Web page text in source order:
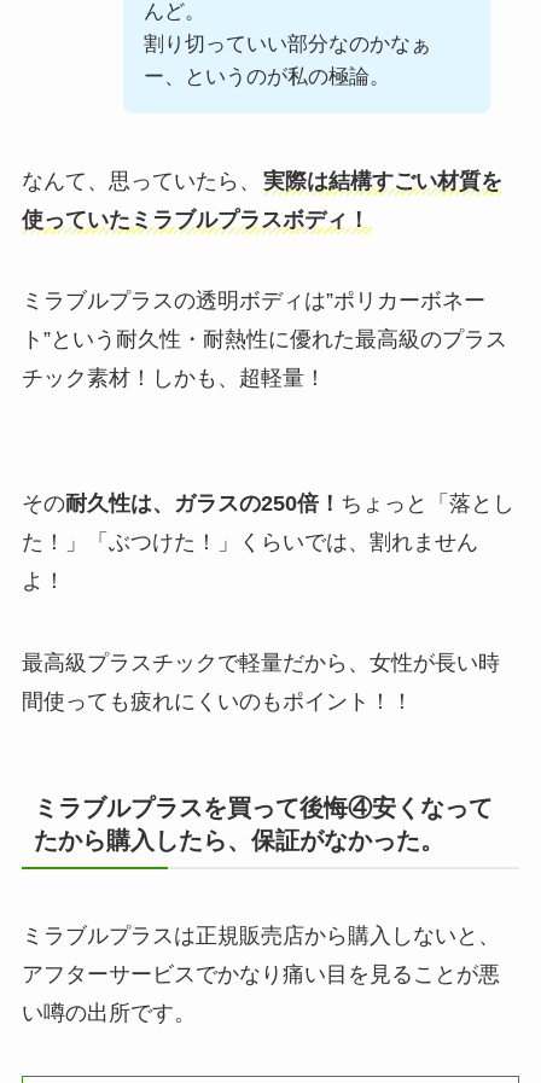
んど。
割り切っていい部分なのかなぁ
ー、というのが私の極論。
なんて、思っていたら、
実際は結構すごい材質を
使っていたミラブルプラスボディ！
ミラブルプラスの透明ボディは”ポリカーボネー
ト”という耐久性・耐熱性に優れた最高級のプラス
チック素材！しかも、超軽量！
その耐久性は、ガラスの250倍！ ちょっと「落とし
た！」「ぶつけた！」くらいでは、割れません
よ！
最高級プラスチックで軽量だから、女性が長い時
間使っても疲れにくいのもポイント！！
ミラブルプラスを買って後悔④安くなって
たから購入したら、保証がなかった。
ミラブルプラスは正規販売店から購入しないと、
アフターサービスでかなり痛い目を見ることが悪
い噂の出所です。